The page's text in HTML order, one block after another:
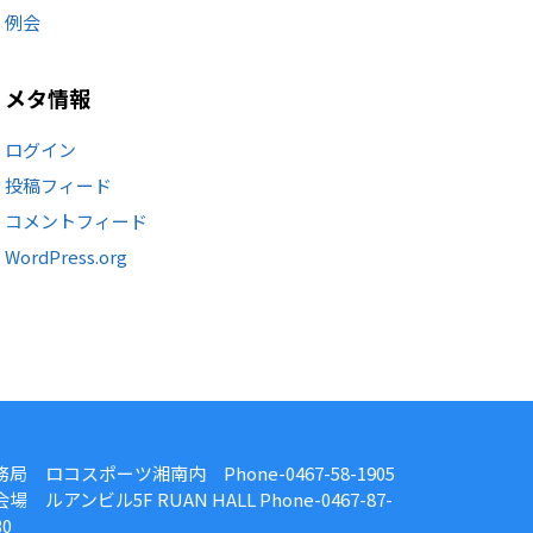
例会
メタ情報
ログイン
投稿フィード
コメントフィード
WordPress.org
局 ロコスポーツ湘南内 Phone-0467-58-1905
場 ルアンビル5F RUAN HALL Phone-0467-87-